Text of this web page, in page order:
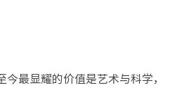
今最显耀的价值是艺术与科学，